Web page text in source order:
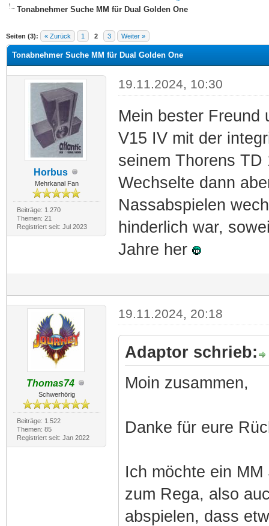
Tonabnehmer Suche MM für Dual Golden One
Seiten (3): « Zurück 1 2 3 Weiter »
Tonabnehmer Suche MM für Dual Golden One
Horbus
Mehrkanal Fan
Beiträge: 1.270
Themen: 21
Registriert seit: Jul 2023
19.11.2024, 10:30
Mein bester Freund
V15 IV mit der
seinem Thorens
Wechselte dann
Nassabspielen
hinderlich war,
Jahre her
Thomas74
Schwerhörig
Beiträge: 1.522
Themen: 85
Registriert seit: Jan 2022
19.11.2024, 20:18
Adaptor schrieb:
Moin zusammen,
Danke für eure
Ich möchte ein
zum Rega, also
abspielen, dass